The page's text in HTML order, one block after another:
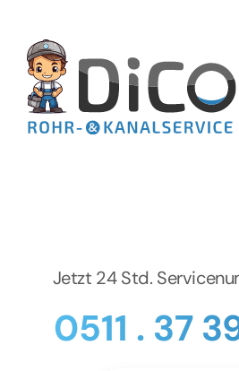
springen
Home
Jetzt 24 Std.
0511 . 37